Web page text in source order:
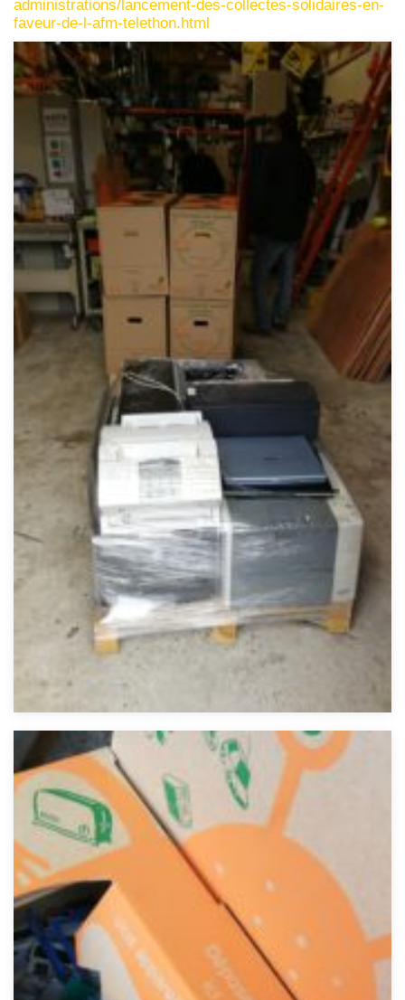
administrations/lancement-des-collectes-solidaires-en-
faveur-de-l-afm-telethon.html